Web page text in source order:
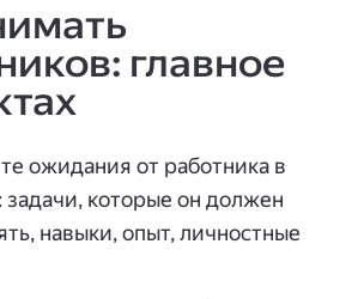
главное
ожидания от работника в
задачи, которые он должен
навыки, опыт, личностные